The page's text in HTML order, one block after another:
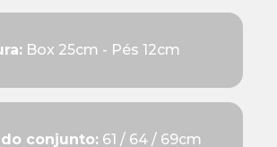
Box 25cm - Pés 12cm
conjunto: 61 / 64 / 69cm